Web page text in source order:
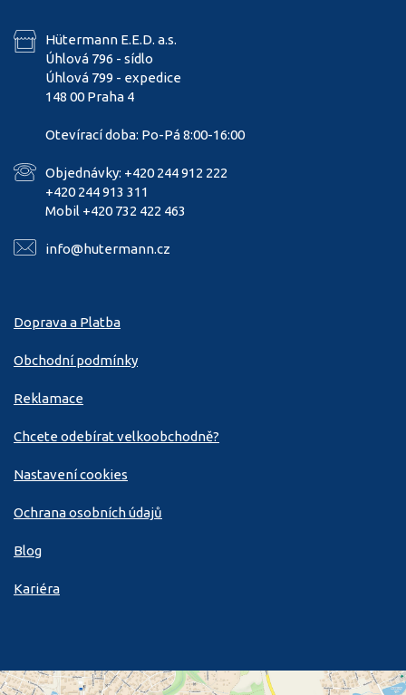
Hütermann E.E.D. a.s.
Úhlová 796 - sídlo
Úhlová 799 - expedice
148 00 Praha 4
Otevírací doba: Po-Pá 8:00-16:00
Objednávky: +420 244 912 222
+420 244 913 311
Mobil +420 732 422 463
info@hutermann.cz
Doprava a Platba
Obchodní podmínky
Reklamace
Chcete odebírat velkoobchodně?
Nastavení cookies
Ochrana osobních údajů
Blog
Kariéra